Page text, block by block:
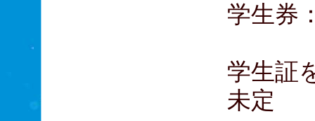
学生券
学生証
未定